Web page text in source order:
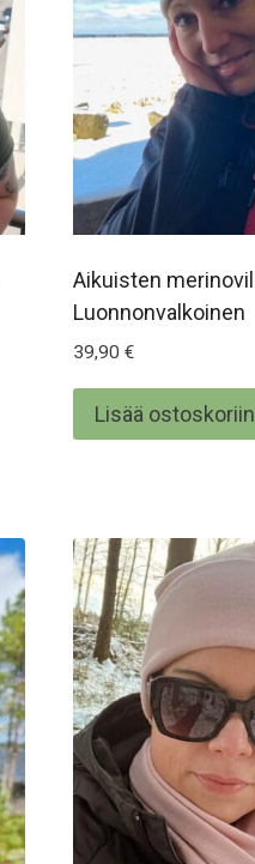
Aikuisten
Luonnonvalkoinen
39,90 €
Lisää ostoskoriin